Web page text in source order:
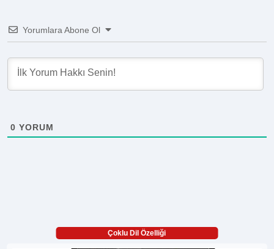
Yorumlara Abone Ol
0 YORUM
Çoklu Dil Özelliği